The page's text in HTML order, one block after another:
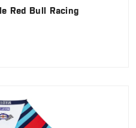
Red Bull Racing